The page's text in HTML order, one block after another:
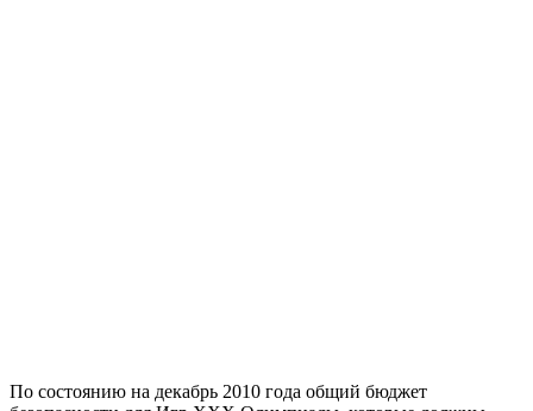
По состоянию на декабрь 2010 года общий бюджет